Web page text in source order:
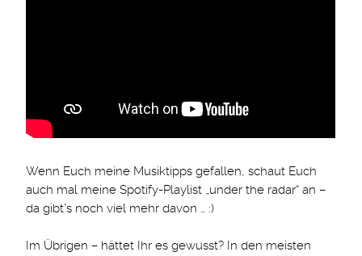
Wenn Euch meine Musiktipps gefallen, schaut Euch
auch mal meine Spotify-Playlist „under the radar“ an –
da gibt’s noch viel mehr davon … :)
Im Übrigen – hättet Ihr es gewusst? In den meisten